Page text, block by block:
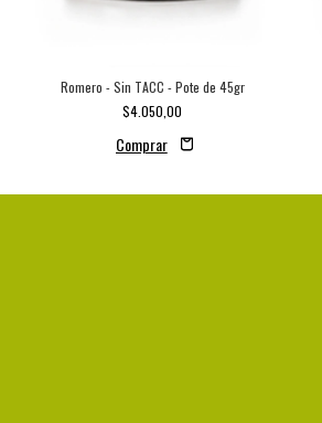
Romero - Sin TACC - Pote de 45gr
$4.050,00